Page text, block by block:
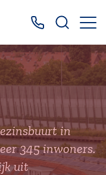
Bel ons: 0499
in
345 inwoners.
uit